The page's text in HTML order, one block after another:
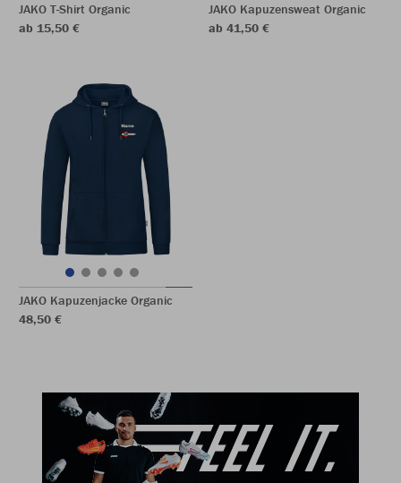
JAKO T-Shirt Organic
ab 15,50 €
JAKO Kapuzensweat Organic
ab 41,50 €
JAKO Kapuzenjacke Organic
48,50 €